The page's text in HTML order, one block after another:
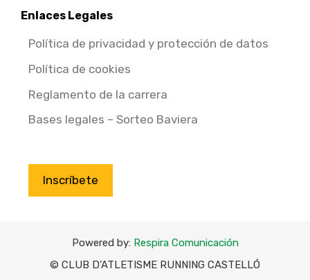
Enlaces Legales
Política de privacidad y protección de datos
Política de cookies
Reglamento de la carrera
Bases legales – Sorteo Baviera
Inscríbete
Powered by: Respira Comunicación
© CLUB D’ATLETISME RUNNING CASTELLÓ